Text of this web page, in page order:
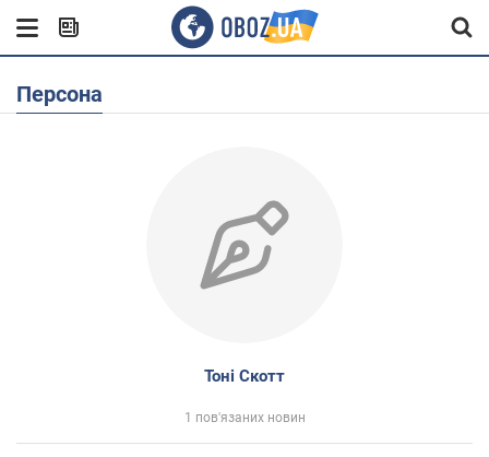
Персона
Тоні Скотт
1 пов'язаних новин